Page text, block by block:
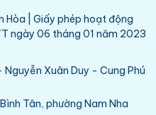
Hòa | Giấy phép hoạt động
ngày 06 tháng 01 năm 2023
Xuân Duy - Cung Phú
Tân, phường Nam Nha